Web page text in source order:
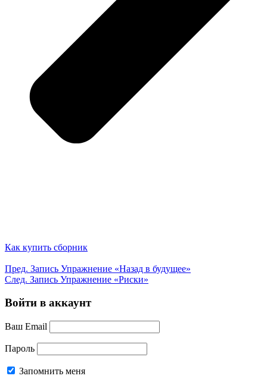
Как купить сборник
Пред. Запись Упражнение «Назад в будущее»
След. Запись Упражнение «Риски»
Войти в аккаунт
Ваш Email
Пароль
Запомнить меня